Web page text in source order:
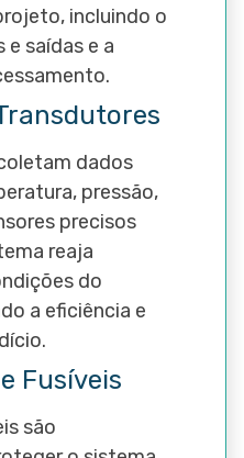
incluindo o
e saídas e a
dados
pressão,
precisos
reaja
do
a eficiência e
Fusíveis
são